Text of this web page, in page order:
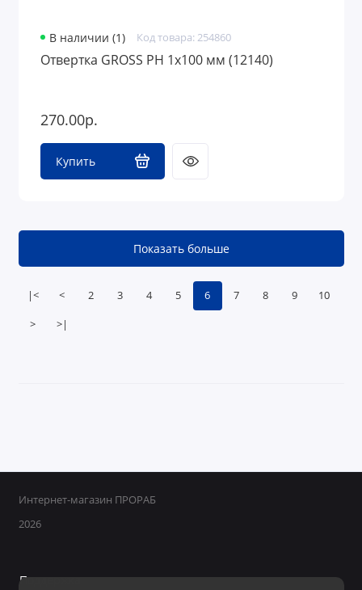
В наличии (1) Код товара: 254860
Отвертка GROSS PH 1х100 мм (12140)
270.00р.
Купить
|< < 2 3 4 5 6 7 8 9 10
> >|
Показать больше
Интернет-магазин ПРОРАБ
2026
Поддержка